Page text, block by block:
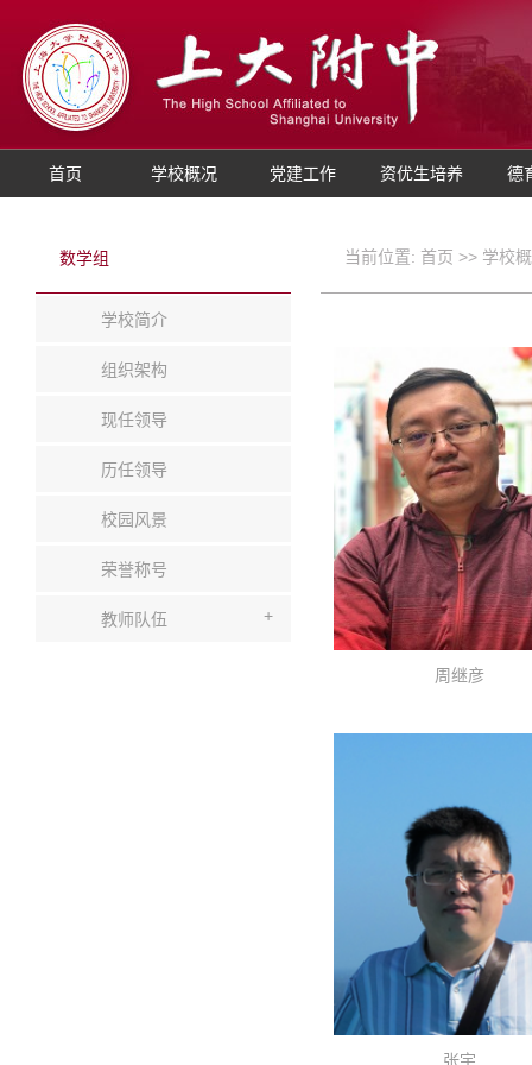
首页 学校概况 党建工作 资优生培养 德
数学组
学校简介
组织架构
现任领导
历任领导
校园风景
荣誉称号
教师队伍 +
当前位置: 首页 >> 学校
周继彦
张宇